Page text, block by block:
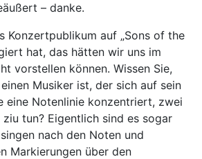
– danke.
Konzertpublikum auf „Sons of the
hat, das hätten wir uns im
vorstellen können. Wissen Sie,
Musiker ist, der sich auf sein
eine Notenlinie konzentriert, zwei
tun? Eigentlich sind es sogar
nach den Noten und
Markierungen über den